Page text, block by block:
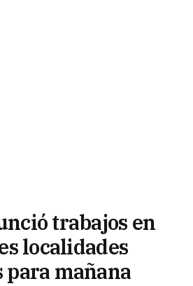
trabajos en
localidades
mañana